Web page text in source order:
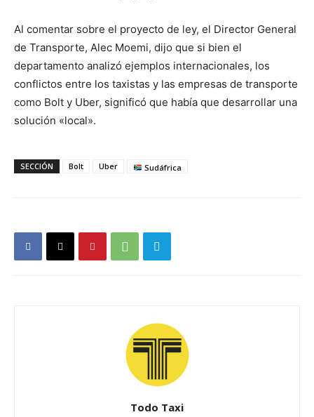
Al comentar sobre el proyecto de ley, el Director General
de Transporte, Alec Moemi, dijo que si bien el
departamento analizó ejemplos internacionales, los
conflictos entre los taxistas y las empresas de transporte
como Bolt y Uber, significó que había que desarrollar una
solución «local».
SECCIÓN Bolt Uber Sudáfrica
Todo Taxi